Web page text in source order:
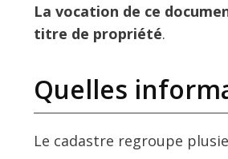
La vocation de ce
titre de propriété.
Quelles
Le cadastre regroupe